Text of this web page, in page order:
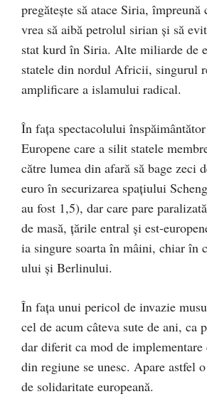
pregăteşte să atace Siria, împreună
vrea să aibă petrolul sirian şi să
stat kurd în Siria. Alte miliarde de
statele din nordul Africii, singurul
amplificare a islamului radical.
În faţa spectacolului
Europene care a silit statele
către lumea din afară să bage zeci
euro în securizarea spaţiului
au fost 1,5), dar care pare
de masă, ţările entral şi est-
ia singure soarta în mâini, chiar în
ului şi Berlinului.
În faţa unui pericol de invazie
cel de acum câteva sute de ani, ca
dar diferit ca mod de implementare
din regiune se unesc. Apare astfel
de solidaritate europeană.